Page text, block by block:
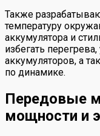
Также
температуру
аккумулятора и
избегать
аккумуляторов, а
по динамике.
Передовые
мощности и